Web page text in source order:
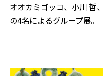
オオカミゴッコ、小川 哲
の4名によるグループ展。